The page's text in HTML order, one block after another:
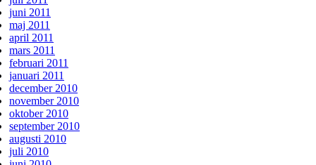
juni 2011
maj 2011
april 2011
mars 2011
februari 2011
januari 2011
december 2010
november 2010
oktober 2010
september 2010
augusti 2010
juli 2010